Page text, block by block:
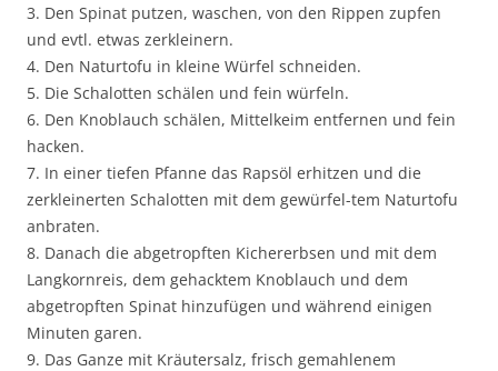
3. Den Spinat putzen, waschen, von den Rippen zupfen
und evtl. etwas zerkleinern.
4. Den Naturtofu in kleine Würfel schneiden.
5. Die Schalotten schälen und fein würfeln.
6. Den Knoblauch schälen, Mittelkeim entfernen und fein
hacken.
7. In einer tiefen Pfanne das Rapsöl erhitzen und die
zerkleinerten Schalotten mit dem gewürfel-tem Naturtofu
anbraten.
8. Danach die abgetropften Kichererbsen und mit dem
Langkornreis, dem gehacktem Knoblauch und dem
abgetropften Spinat hinzufügen und während einigen
Minuten garen.
9. Das Ganze mit Kräutersalz, frisch gemahlenem